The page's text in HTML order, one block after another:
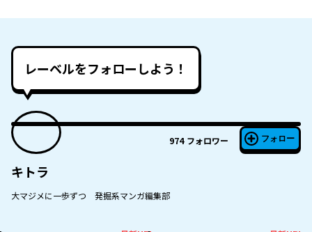
レーベルをフォローしよう！
974 フォロワー フォロー
キトラ
大マジメに一歩ずつ 発掘系マンガ編集部